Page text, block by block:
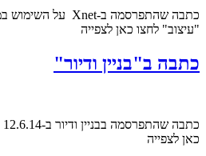
"עיצוב" לחצו כאן לצפייה
כתבה ב"בניין ודיור"
כאן לצפייה